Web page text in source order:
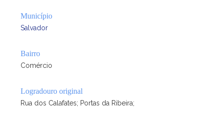
Município
Salvador
Bairro
Comércio
Logradouro original
Rua dos Calafates; Portas da Ribeira;